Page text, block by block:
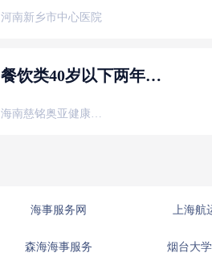
河南新乡市中心医院
餐饮类40岁以下两年健康证-男性女性
海南慈铭奥亚健康体检中心
海事服务网 上海航
森海海事服务 烟台大